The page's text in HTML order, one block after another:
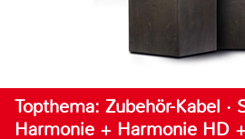
Topthema: Zubehör-Kabel ·
Harmonie + Harmonie HD